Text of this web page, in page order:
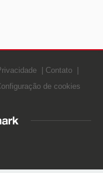
Contato
de cookies